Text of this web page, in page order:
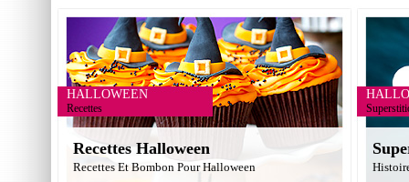
HALLOWEEN
Recettes
Recettes Halloween
Recettes Et Bombon Pour Halloween